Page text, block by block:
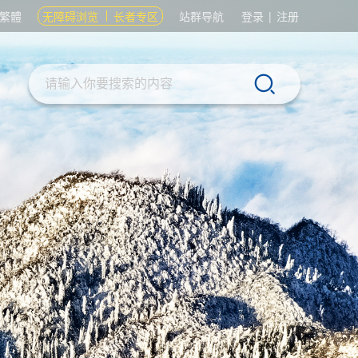
繁體 无障碍浏览 长者专区 站群导航 登录 | 注册